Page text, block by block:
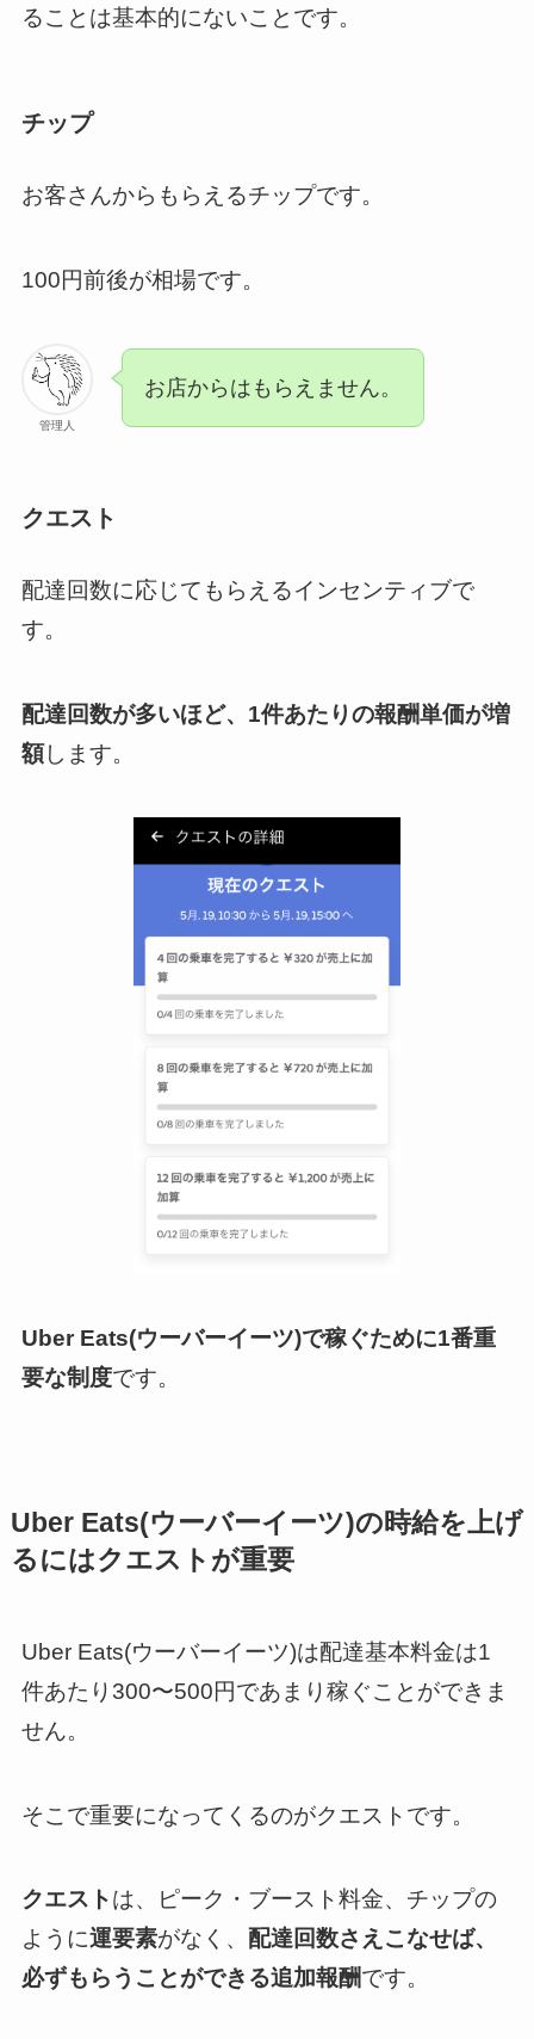
ることは基本的にないことです。
チップ
お客さんからもらえるチップです。
100円前後が相場です。
管理人
お店からはもらえません。
クエスト
配達回数に応じてもらえるインセンティブで
す。
配達回数が多いほど、1件あたりの報酬単価が増
額します。
Uber Eats(ウーバーイーツ)で稼ぐために1番重
要な制度です。
Uber Eats(ウーバーイーツ)の時給を上げ
るにはクエストが重要
Uber Eats(ウーバーイーツ)は配達基本料金は1
件あたり300〜500円であまり稼ぐことができま
せん。
そこで重要になってくるのがクエストです。
クエストは、ピーク・ブースト料金、チップの
ように運要素がなく、 配達回数さえこなせば、
必ずもらうことができる追加報酬です。